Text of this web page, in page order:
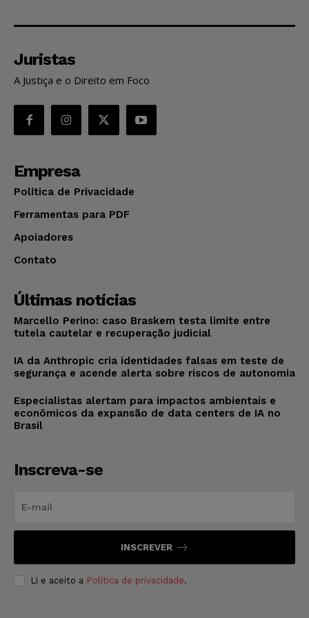
Juristas
A Justiça e o Direito em Foco
Empresa
Política de Privacidade
Ferramentas para PDF
Apoiadores
Contato
Últimas notícias
Marcello Perino: caso Braskem testa limite entre
tutela cautelar e recuperação judicial
IA da Anthropic cria identidades falsas em teste de
segurança e acende alerta sobre riscos de autonomia
Especialistas alertam para impactos ambientais e
econômicos da expansão de data centers de IA no
Brasil
Inscreva-se
INSCREVER
Li e aceito a Política de privacidade.